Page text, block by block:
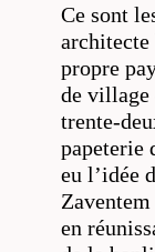
Ce sont
architecte
propre
de village
trente-
papeterie
eu l’idée
en